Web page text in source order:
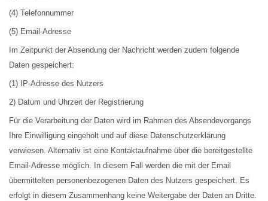
(4) Telefonnummer
(5) Email-Adresse
Im Zeitpunkt der Absendung der Nachricht werden zudem folgende
Daten gespeichert:
(1) IP-Adresse des Nutzers
2) Datum und Uhrzeit der Registrierung
Für die Verarbeitung der Daten wird im Rahmen des Absendevorgangs
Ihre Einwilligung eingeholt und auf diese Datenschutzerklärung
verwiesen. Alternativ ist eine Kontaktaufnahme über die bereitgestellte
Email-Adresse möglich. In diesem Fall werden die mit der Email
übermittelten personenbezogenen Daten des Nutzers gespeichert. Es
erfolgt in diesem Zusammenhang keine Weitergabe der Daten an Dritte.